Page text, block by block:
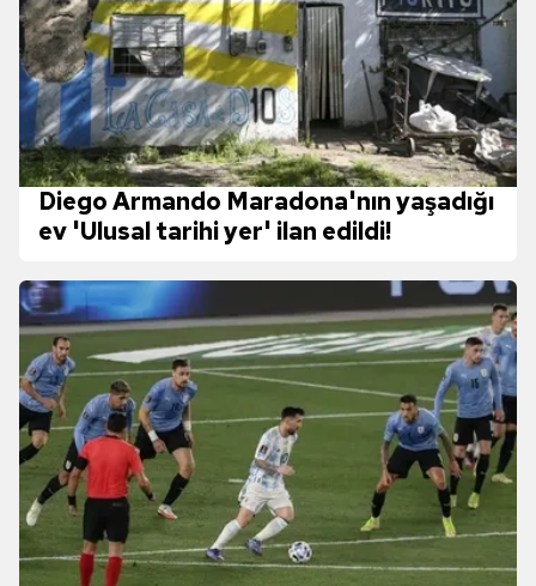
Diego Armando Maradona'nın yaşadığı
ev 'Ulusal tarihi yer' ilan edildi!